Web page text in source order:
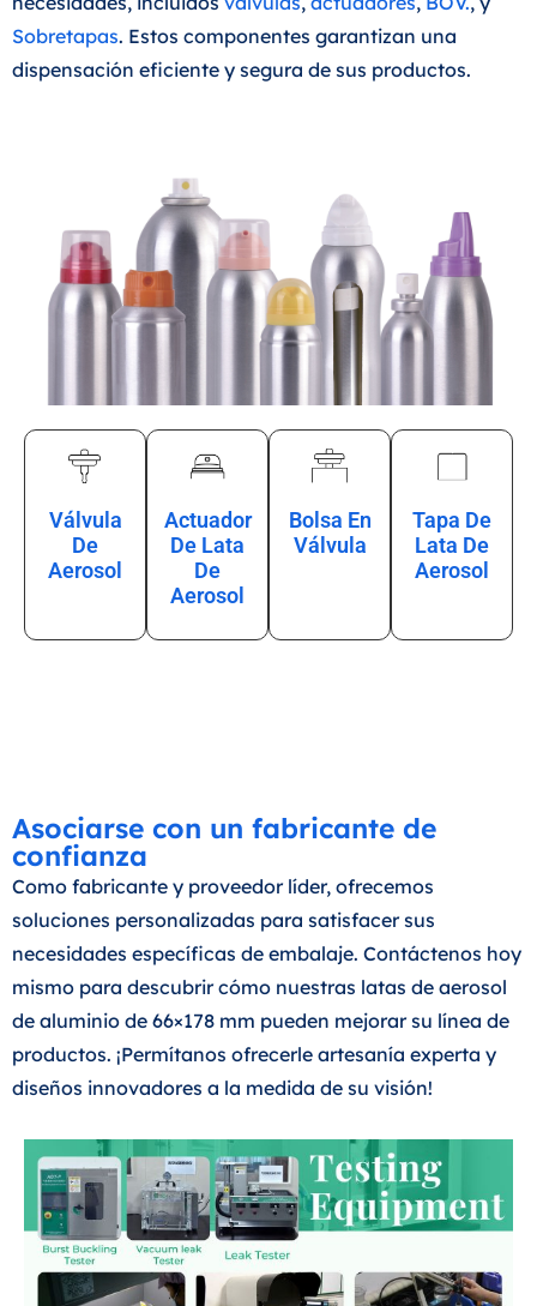
Sobretapas. Estos componentes garantizan una
dispensación eficiente y segura de sus productos.
Válvula
De
Aerosol
Actuador
De Lata
De
Aerosol
Bolsa En
Válvula
Tapa De
Lata De
Aerosol
Asociarse con un fabricante de
confianza
Como fabricante y proveedor líder, ofrecemos
soluciones personalizadas para satisfacer sus
necesidades específicas de embalaje. Contáctenos hoy
mismo para descubrir cómo nuestras latas de aerosol
de aluminio de 66×178 mm pueden mejorar su línea de
productos. ¡Permítanos ofrecerle artesanía experta y
diseños innovadores a la medida de su visión!